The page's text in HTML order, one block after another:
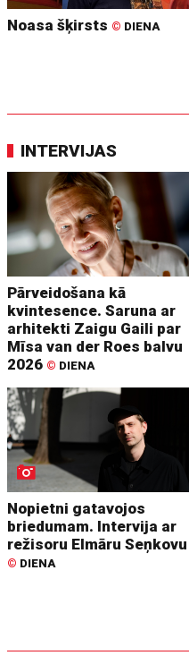
Noasa šķirsts © DIENA
INTERVIJAS
Pārveidošana kā
kvintesence. Saruna ar
arhitekti Zaigu Gaili par
Mīsa van der Roes balvu
2026 © DIENA
Nopietni gatavojos
briedumam. Intervija ar
režisoru Elmāru Seņkovu
© DIENA